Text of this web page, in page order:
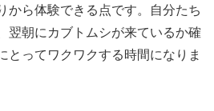
から体験できる点です。自分たち
翌朝にカブトムシが来ているか確
とってワクワクする時間になりま